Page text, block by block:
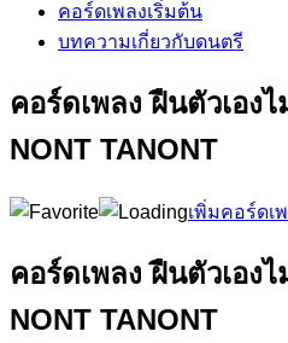
คอร์ดเพลงเริ่มต้น
บทความเกี่ยวกับดนตรี
คอร์ดเพลง ฝืนตัวเอง
NONT TANONT
เพิ่มคอร์ดเ
คอร์ดเพลง ฝืนตัวเอง
NONT TANONT